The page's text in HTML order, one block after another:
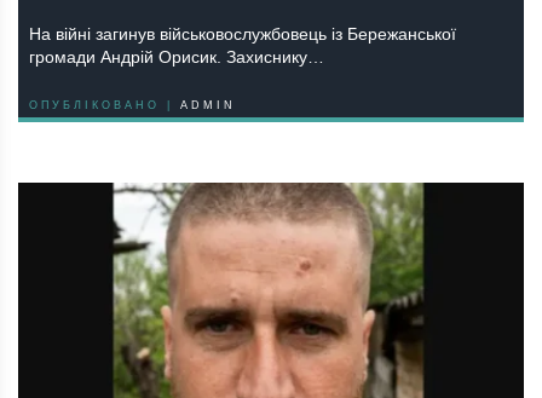
На війні загинув військовослужбовець із Бережанської
громади Андрій Орисик. Захиснику…
ОПУБЛІКОВАНО | ADMIN